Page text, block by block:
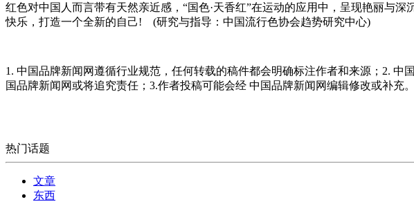
红色对中国人而言带有天然亲近感，“国色·天香红”在运动的应用中，呈现艳丽与
快乐，打造一个全新的自己! (研究与指导：中国流行色协会趋势研究中心)
1. 中国品牌新闻网遵循行业规范，任何转载的稿件都会明确标注作者和来源；2.
国品牌新闻网或将追究责任；3.作者投稿可能会经 中国品牌新闻网编辑修改或补充。
热门话题
文章
东西